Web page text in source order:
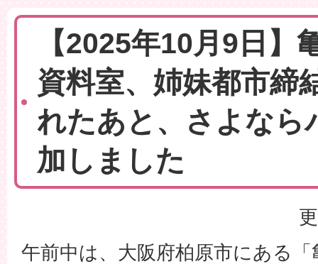
【2025年10月9日】
資料室、姉妹都市締
れたあと、さよなら
加しました
午前中は、大阪府柏原市にある